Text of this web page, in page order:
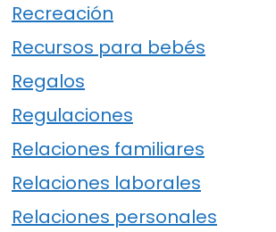
Recreación
Recursos para bebés
Regalos
Regulaciones
Relaciones familiares
Relaciones laborales
Relaciones personales